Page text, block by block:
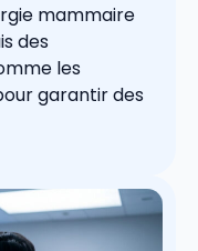
mammaire
des
les
garantir des